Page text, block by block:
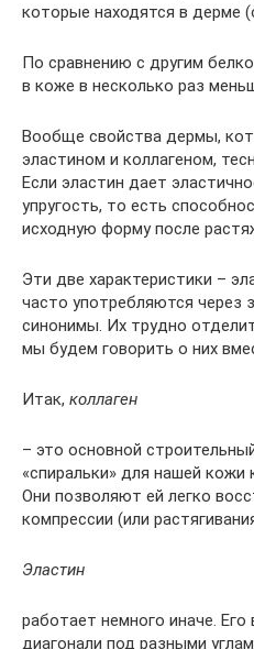
которые находятся в дерме
По сравнению с другим
в коже в несколько раз
Вообще свойства дермы,
эластином и коллагеном,
Если эластин дает
упругость, то есть
исходную форму после
Эти две характеристики –
часто употребляются через
синонимы. Их трудно
мы будем говорить о них
Итак, коллаген
– это основной
«спиральки» для нашей кожи
Они позволяют ей легко
компрессии (или
Эластин
работает немного иначе.
диагонали под разными